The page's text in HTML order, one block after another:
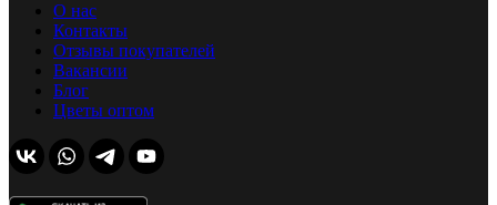
О нас
Контакты
Отзывы покупателей
Вакансии
Блог
Цветы оптом